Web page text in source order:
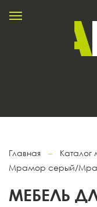
Главная – Каталог
Мрамор серый/
МЕБЕЛЬ